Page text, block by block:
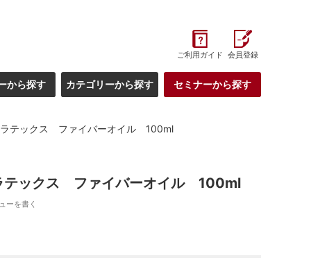
ご利用ガイド 会員登録
から探す カテゴリーから探す セミナーから探す
テックス ファイバーオイル 100ml
ックス ファイバーオイル 100ml
ーを書く